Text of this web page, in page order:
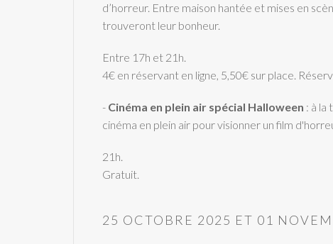
d’horreur. Entre maison hantée et mises en
trouveront leur bonheur.
Entre 17h et 21h.
4€ en réservant en ligne, 5,50€ sur place.
- Cinéma en plein air spécial Halloween : à la
cinéma en plein air pour visionner un film
21h.
Gratuit.
25 OCTOBRE 2025 ET 01